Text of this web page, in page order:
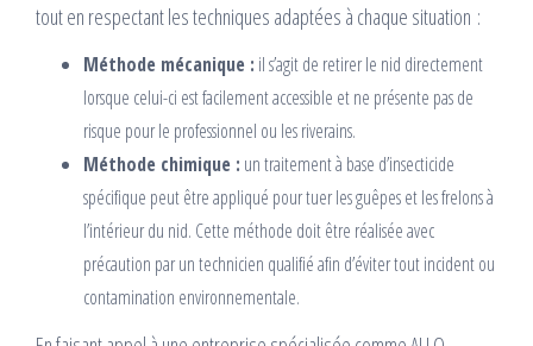
tout en respectant les techniques adaptées à chaque situation :
Méthode mécanique : il s’agit de retirer le nid directement
lorsque celui-ci est facilement accessible et ne présente pas de
risque pour le professionnel ou les riverains.
Méthode chimique : un traitement à base d’insecticide
spécifique peut être appliqué pour tuer les guêpes et les frelons à
l’intérieur du nid. Cette méthode doit être réalisée avec
précaution par un technicien qualifié afin d’éviter tout incident ou
contamination environnementale.